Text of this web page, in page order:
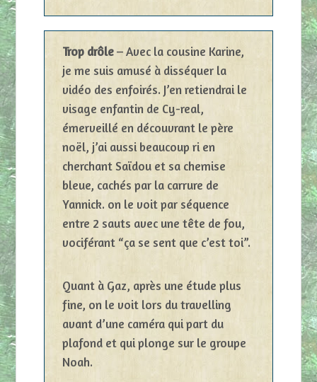
Trop drôle– Avec la cousine Karine,
je me suis amusé à disséquer la
vidéo des enfoirés. J’en retiendrai le
visage enfantin de Cy-real,
émerveillé en découvrant le père
noël, j’ai aussi beaucoup ri en
cherchant Saïdou et sa chemise
bleue, cachés par la carrure de
Yannick. on le voit par séquence
entre 2 sauts avec une tête de fou,
vociférant “ça se sent que c’est toi”.
Quant à Gaz, après une étude plus
fine, on le voit lors du travelling
avant d’une caméra qui part du
plafond et qui plonge sur le groupe
Noah.